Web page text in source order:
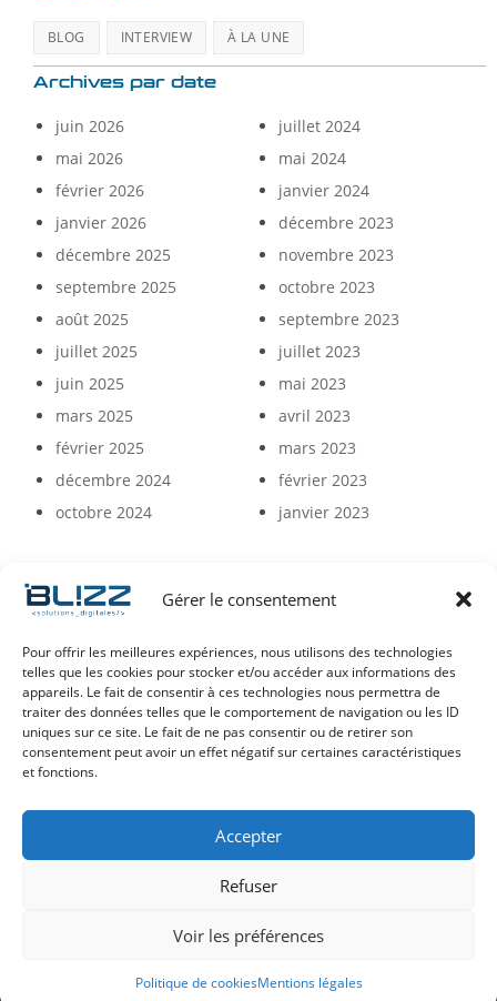
Gérer le consentement
Pour offrir les meilleures expériences, nous utilisons des technologies
telles que les cookies pour stocker et/ou accéder aux informations des
appareils. Le fait de consentir à ces technologies nous permettra de
traiter des données telles que le comportement de navigation ou les ID
uniques sur ce site. Le fait de ne pas consentir ou de retirer son
consentement peut avoir un effet négatif sur certaines caractéristiques
et fonctions.
Accepter
Refuser
Voir les préférences
Politique de cookiesMentions légales
BLOG INTERVIEW À LA UNE
Archives par date
juin 2026
mai 2026
février 2026
janvier 2026
décembre 2025
septembre 2025
août 2025
juillet 2025
juin 2025
mars 2025
février 2025
décembre 2024
octobre 2024
juillet 2024
mai 2024
janvier 2024
décembre 2023
novembre 2023
octobre 2023
septembre 2023
juillet 2023
mai 2023
avril 2023
mars 2023
février 2023
janvier 2023
+33 (0) 4 73 294 294
Contact e-mail
63800 Cournon d’Auvergne
Politique de cookies